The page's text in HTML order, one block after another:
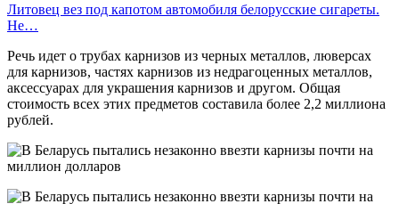
Литовец вез под капотом автомобиля белорусские сигареты.
Не…
Речь идет о трубах карнизов из черных металлов, люверсах
для карнизов, частях карнизов из недрагоценных металлов,
аксессуарах для украшения карнизов и другом. Общая
стоимость всех этих предметов составила более 2,2 миллиона
рублей.